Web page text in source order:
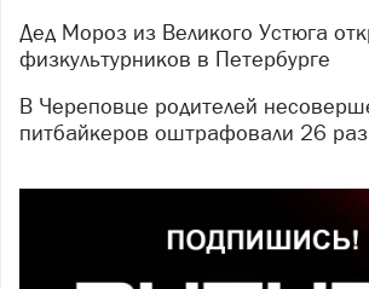
Дед Мороз из Великого Устюга открыл Парад
физкультурников в Петербурге
В Череповце родителей несовершеннолетних
питбайкеров оштрафовали 26 раз